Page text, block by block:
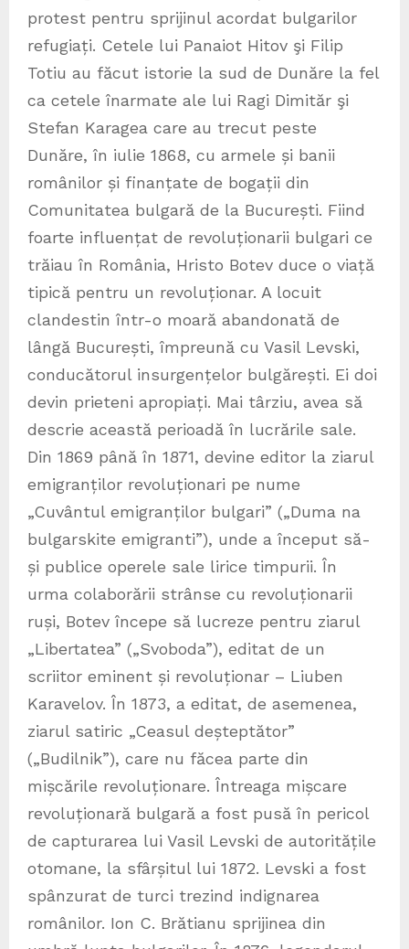
protest pentru sprijinul acordat bulgarilor
refugiați. Cetele lui Panaiot Hitov şi Filip
Totiu au făcut istorie la sud de Dunăre la fel
ca cetele înarmate ale lui Ragi Dimităr şi
Stefan Karagea care au trecut peste
Dunăre, în iulie 1868, cu armele și banii
românilor și finanțate de bogații din
Comunitatea bulgară de la București. Fiind
foarte influențat de revoluționarii bulgari ce
trăiau în România, Hristo Botev duce o viață
tipică pentru un revoluționar. A locuit
clandestin într-o moară abandonată de
lângă București, împreună cu Vasil Levski,
conducătorul insurgențelor bulgărești. Ei doi
devin prieteni apropiați. Mai târziu, avea să
descrie această perioadă în lucrările sale.
Din 1869 până în 1871, devine editor la ziarul
emigranților revoluționari pe nume
„Cuvântul emigranților bulgari” („Duma na
bulgarskite emigranti”), unde a început să-
și publice operele sale lirice timpurii. În
urma colaborării strânse cu revoluționarii
ruși, Botev începe să lucreze pentru ziarul
„Libertatea” („Svoboda”), editat de un
scriitor eminent și revoluționar – Liuben
Karavelov. În 1873, a editat, de asemenea,
ziarul satiric „Ceasul deșteptător”
(„Budilnik”), care nu făcea parte din
mișcările revoluționare. Întreaga mișcare
revoluționară bulgară a fost pusă în pericol
de capturarea lui Vasil Levski de autoritățile
otomane, la sfârșitul lui 1872. Levski a fost
spânzurat de turci trezind indignarea
românilor. Ion C. Brătianu sprijinea din